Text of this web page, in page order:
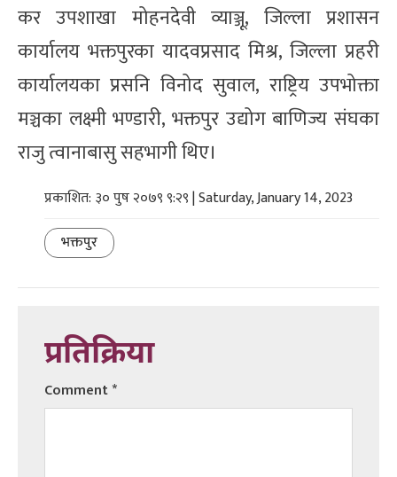
कर उपशाखा मोहनदेवी व्याञ्जू, जिल्ला प्रशासन
कार्यालय भक्तपुरका यादवप्रसाद मिश्र, जिल्ला प्रहरी
कार्यालयका प्रसनि विनोद सुवाल, राष्ट्रिय उपभोक्ता
मञ्चका लक्ष्मी भण्डारी, भक्तपुर उद्योग बाणिज्य संघका
राजु त्वानाबासु सहभागी थिए।
प्रकाशित: ३० पुष २०७९ ९:२९ | Saturday, January 14, 2023
भक्तपुर
प्रतिक्रिया
Comment*